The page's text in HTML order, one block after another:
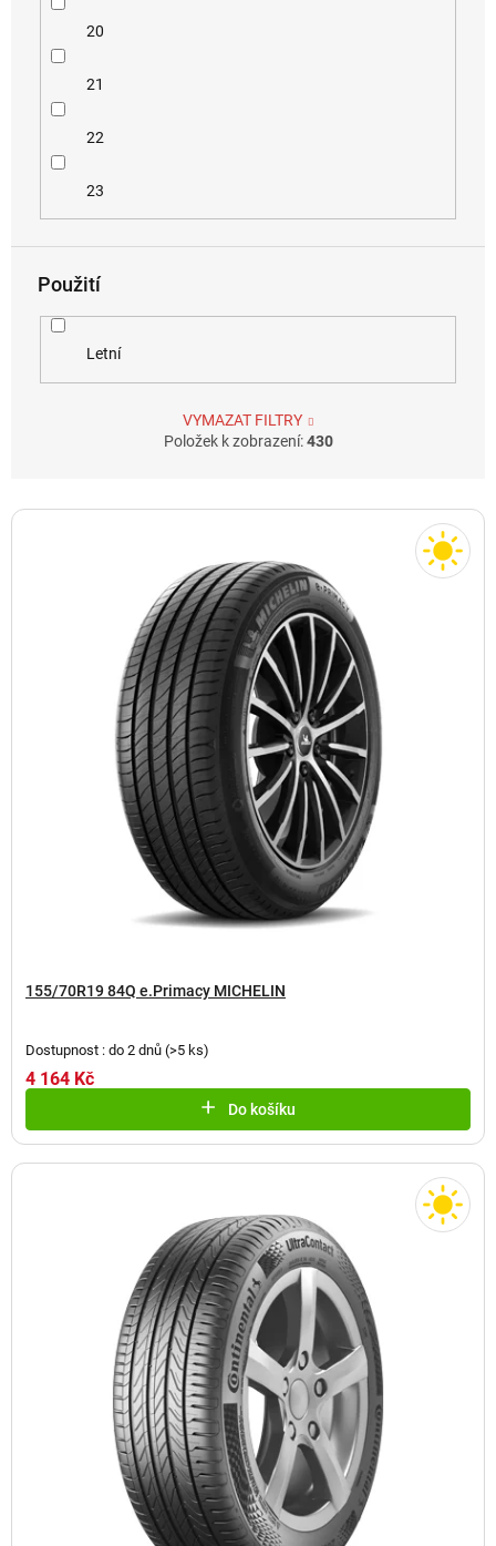
20
21
22
23
Použití
Letní
VYMAZAT FILTRY
Položek k zobrazení:430
V
155/70R19 84Q e.Primacy MICHELIN
Dostupnost : do 2 dnů (>5 ks)
4 164 Kč
Do košíku